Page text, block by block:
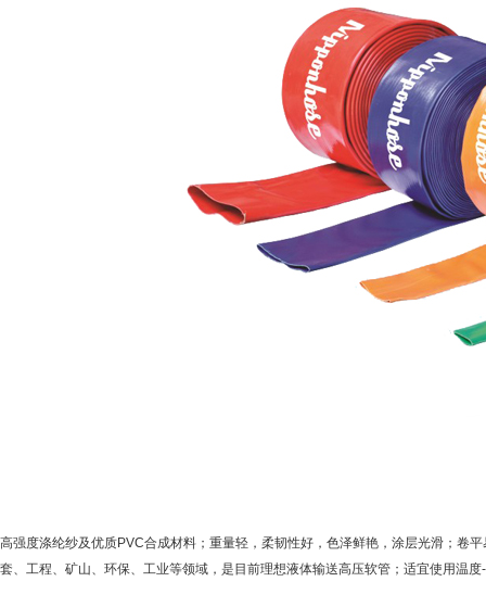
高强度涤纶纱及优质PVC合成材料；重量轻，柔韧性好，色泽鲜艳，涂层光滑；卷
套、工程、矿山、环保、工业等领域，是目前理想液体输送高压软管；适宜使用温